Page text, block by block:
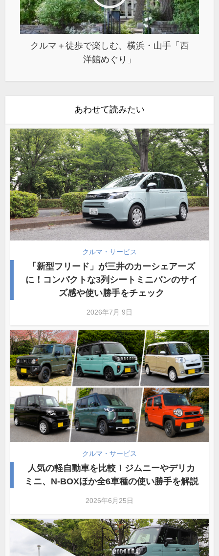
クルマ＋徒歩で楽しむ、横浜・山手「西
洋館めぐり」
あわせて読みたい
クルマ・サービス
「新型フリード」が三井のカーシェアーズ
に！コンパクトな3列シートミニバンのサイ
ズ感や使い勝手をチェック
2026年7月 9日
クルマ・サービス
人気の軽自動車を比較！ジムニーやデリカ
ミニ、N-BOXほか全6車種の使い勝手を解説
2026年6月25日